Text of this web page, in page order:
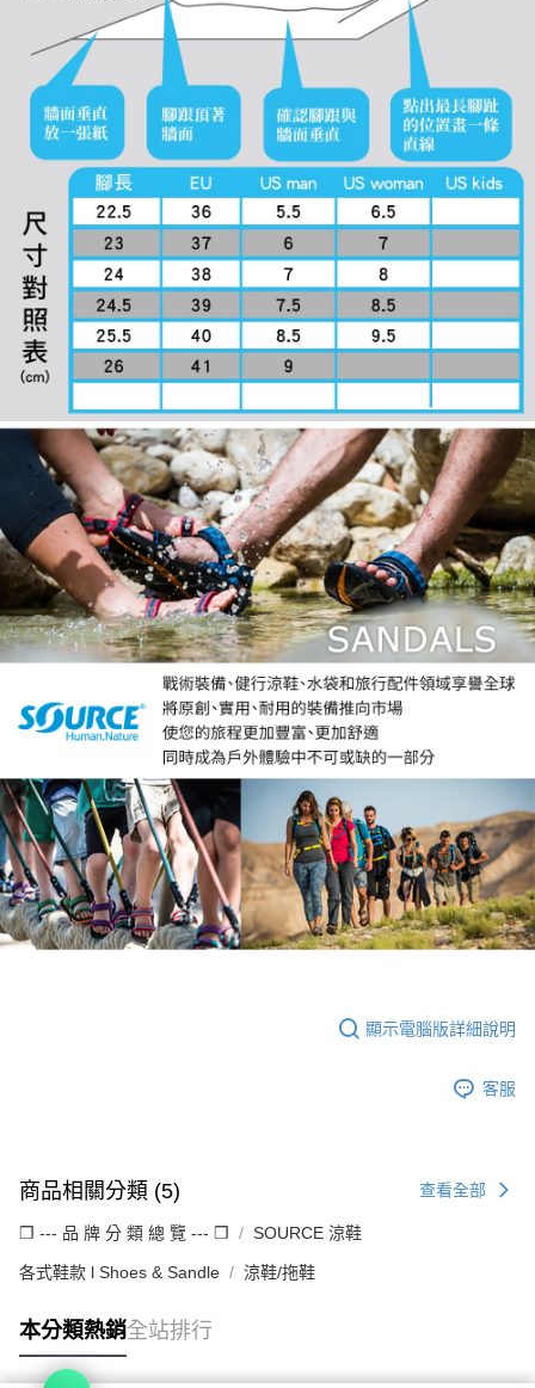
顯示電腦版詳細說明
客服
商品相關分類 (5) 查看全部
❒ --- 品 牌 分 類 總 覽 --- ❒ SOURCE 涼鞋
各式鞋款 l Shoes & Sandle 涼鞋/拖鞋
本分類熱銷全站排行